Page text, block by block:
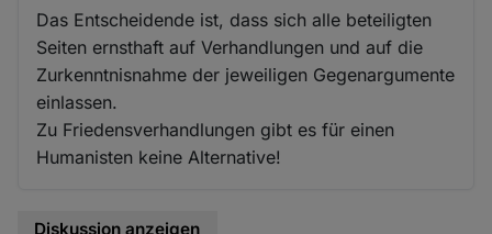
Das Entscheidende ist, dass sich alle beteiligten
Seiten ernsthaft auf Verhandlungen und auf die
Zurkenntnisnahme der jeweiligen Gegenargumente
einlassen.
Zu Friedensverhandlungen gibt es für einen
Humanisten keine Alternative!
Diskussion anzeigen